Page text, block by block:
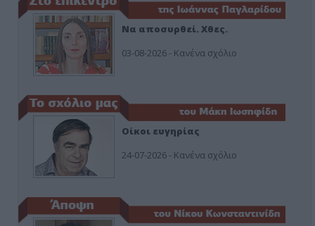
Να αποσυρθεί. Χθες.
03-08-2026 - Κανένα σχόλιο
Οίκοι ευγηρίας
24-07-2026 - Κανένα σχόλιο